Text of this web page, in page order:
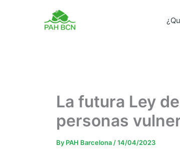
La futura Ley
personas
By PAH Barcelona /14/04/2023